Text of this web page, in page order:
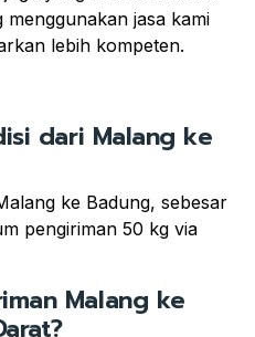
jasa kami
lebih kompeten.
dari Malang ke
ke Badung, sebesar
pengiriman 50 kg via
Malang ke